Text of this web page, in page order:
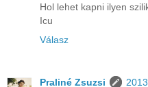
Hol lehet kapni ilyen
Icu
Válasz
Praliné Zsuzsi